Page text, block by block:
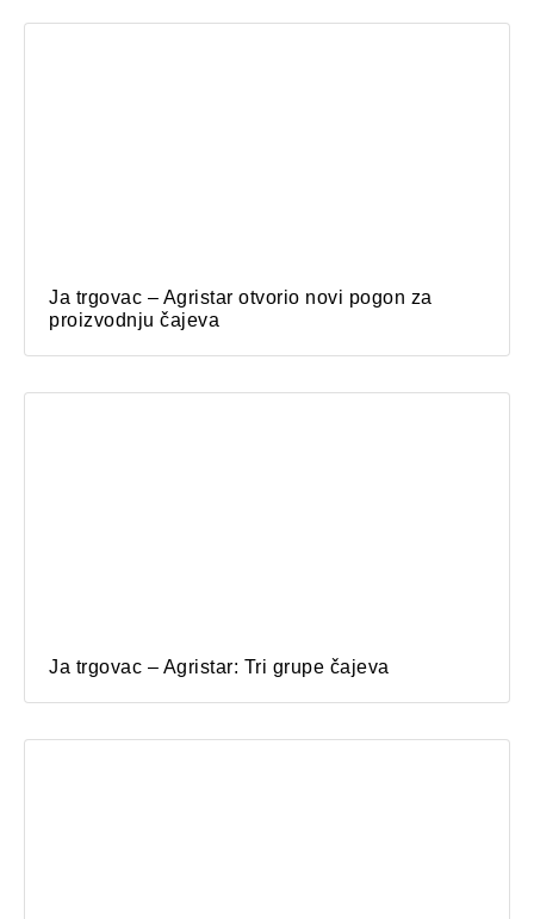
Ja trgovac – Agristar otvorio novi pogon za
proizvodnju čajeva
Ja trgovac – Agristar: Tri grupe čajeva